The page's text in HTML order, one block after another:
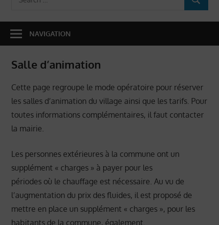
SEARCH
NAVIGATION
Salle d’animation
Cette page regroupe le mode opératoire pour réserver
les salles d’animation du village ainsi que les tarifs. Pour
toutes informations complémentaires, il faut contacter
la mairie.
Les personnes extérieures à la commune ont un
supplément « charges » à payer pour les
périodes où le chauffage est nécessaire. Au vu de
l’augmentation du prix des fluides, il est proposé de
mettre en place un supplément « charges », pour les
habitants de la commune, également.